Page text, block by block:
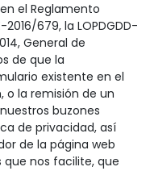
el Reglamento
679, la LOPDGDD-
General de
de que la
existente en el
o la remisión de un
buzones
de privacidad, así
de la página web
nos facilite, que